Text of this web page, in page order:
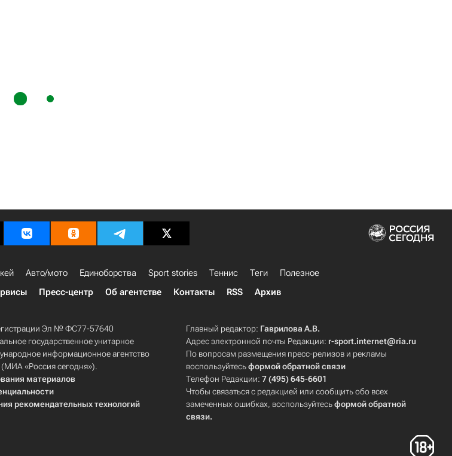
Авто/мото Единоборства Sport stories Теннис Теги
Полезное
Пресс-центр Об агентстве Контакты RSS Архив
Эл № ФС77-57640
государственное унитарное
информационное агентство
(МИА «Россия сегодня»).
материалов
рекомендательных технологий
Главный редактор: Гаврилова А.В.
Адрес электронной почты Редакции: r-sport.internet@ria.ru
По вопросам размещения пресс-релизов и рекламы
воспользуйтесьформой обратной связи
Телефон Редакции:7 (495) 645-6601
Чтобы связаться с редакцией или сообщить обо всех
замеченных ошибках, воспользуйтесьформой обратной
связи.